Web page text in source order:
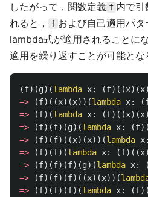
したがって，関数定義 f 内で引
れると，
f および自己適用パタ
lambda式が適用されることに
適用を繰り返すことが可能とな
(f)(g)(lambda x: (f)((x)(x
=>
(f)((x)(x))(lambda x: (
=>
(f)(lambda x: (f)((x)(x
=>
(f)(f)(g)(lambda x: (f
=>
(f)(f)((x)(x))(lambda x:
=>
(f)(f)(lambda x: (f)((x
=>
(f)(f)(f)(g)(lambda x: (
=>
(f)(f)(f)((x)(x))(
=>
(f)(f)(f)(lambda x: (f